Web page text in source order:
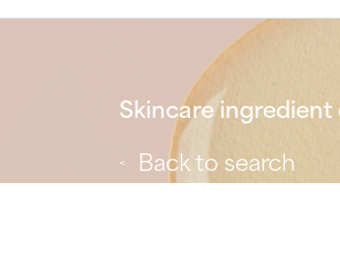
Skincare
Back to search